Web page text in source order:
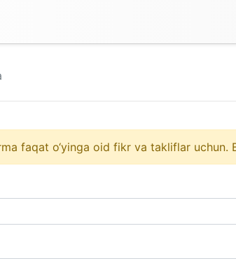
faqat o‘yinga oid fikr va takliflar